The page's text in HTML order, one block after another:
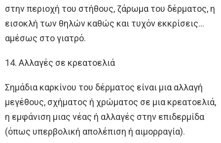
στην περιοχή του στήθους, ζάρωμα του δέρματος, η
εισοκλή των θηλών καθώς και τυχόν εκκρίσεις…
αμέσως στο γιατρό.
14. Αλλαγές σε κρεατοελιά
Σημάδια καρκίνου του δέρματος είναι μια αλλαγή
μεγέθους, σχήματος ή χρώματος σε μια κρεατοελιά,
η εμφάνιση μιας νέας ή αλλαγές στην επιδερμίδα
(όπως υπερβολική απολέπιση ή αιμορραγία).